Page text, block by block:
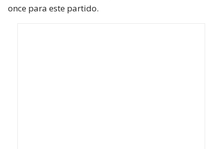
once para este partido.